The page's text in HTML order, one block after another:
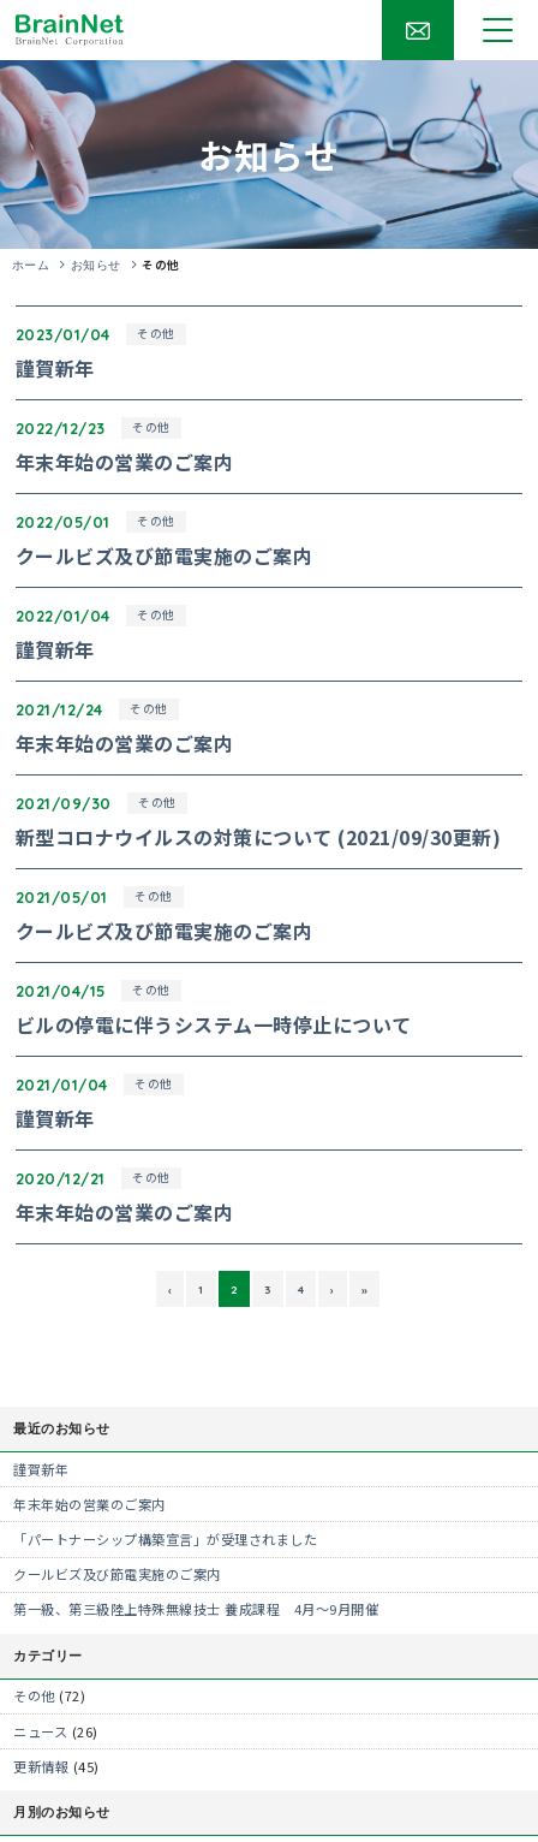
お知らせ
ホーム お知らせ その他
2023/01/04 その他
謹賀新年
2022/12/23 その他
年末年始の営業のご案内
2022/05/01 その他
クールビズ及び節電実施のご案内
2022/01/04 その他
謹賀新年
2021/12/24 その他
年末年始の営業のご案内
2021/09/30 その他
新型コロナウイルスの対策について (2021/09/30更新)
2021/05/01 その他
クールビズ及び節電実施のご案内
2021/04/15 その他
ビルの停電に伴うシステム一時停止について
2021/01/04 その他
謹賀新年
2020/12/21 その他
年末年始の営業のご案内
‹ 1 2 3 4 › »
最近のお知らせ
謹賀新年
年末年始の営業のご案内
「パートナーシップ構築宣言」が受理されました
クールビズ及び節電実施のご案内
第一級、第三級陸上特殊無線技士 養成課程 4月～9月開催
カテゴリー
その他(72)
ニュース (26)
更新情報 (45)
月別のお知らせ